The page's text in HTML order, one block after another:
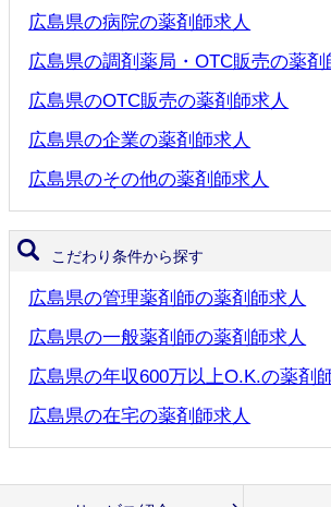
広島県の病院の薬剤師求人
広島県の調剤薬局・OTC販売の薬剤
広島県のOTC販売の薬剤師求人
広島県の企業の薬剤師求人
広島県のその他の薬剤師求人
こだわり条件から探す
広島県の管理薬剤師の薬剤師求人
広島県の一般薬剤師の薬剤師求人
広島県の年収600万以上O.K.の薬剤
広島県の在宅の薬剤師求人